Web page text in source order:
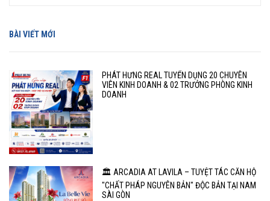
BÀI VIẾT MỚI
PHÁT HƯNG REAL TUYỂN DỤNG 20 CHUYÊN
VIÊN KINH DOANH & 02 TRƯỞNG PHÒNG KINH
DOANH
🏛️ ARCADIA AT LAVILA – TUYỆT TÁC CĂN HỘ
"CHẤT PHÁP NGUYÊN BẢN" ĐỘC BẢN TẠI NAM
SÀI GÒN